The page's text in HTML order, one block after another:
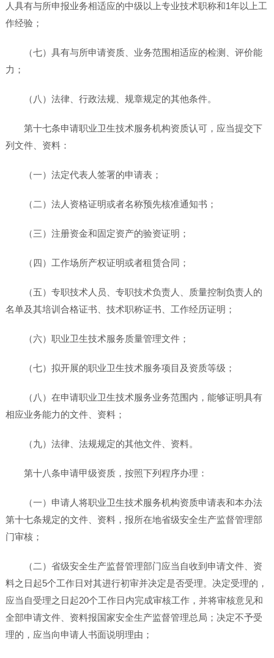
人具有与所申报业务相适应的中级以上专业技术职称和1年以上工
作经验；
（七）具有与所申请资质、业务范围相适应的检测、评价能
力；
（八）法律、行政法规、规章规定的其他条件。
第十七条申请职业卫生技术服务机构资质认可，应当提交下
列文件、资料：
（一）法定代表人签署的申请表；
（二）法人资格证明或者名称预先核准通知书；
（三）注册资金和固定资产的验资证明；
（四）工作场所产权证明或者租赁合同；
（五）专职技术人员、专职技术负责人、质量控制负责人的
名单及其培训合格证书、技术职称证书、工作经历证明；
（六）职业卫生技术服务质量管理文件；
（七）拟开展的职业卫生技术服务项目及资质等级；
（八）在申请职业卫生技术服务业务范围内，能够证明具有
相应业务能力的文件、资料；
（九）法律、法规规定的其他文件、资料。
第十八条申请甲级资质，按照下列程序办理：
（一）申请人将职业卫生技术服务机构资质申请表和本办法
第十七条规定的文件、资料，报所在地省级安全生产监督管理部
门审核；
（二）省级安全生产监督管理部门应当自收到申请文件、资
料之日起5个工作日对其进行初审并决定是否受理。决定受理的，
应当自受理之日起20个工作日内完成审核工作，并将审核意见和
全部申请文件、资料报国家安全生产监督管理总局；决定不予受
理的，应当向申请人书面说明理由；